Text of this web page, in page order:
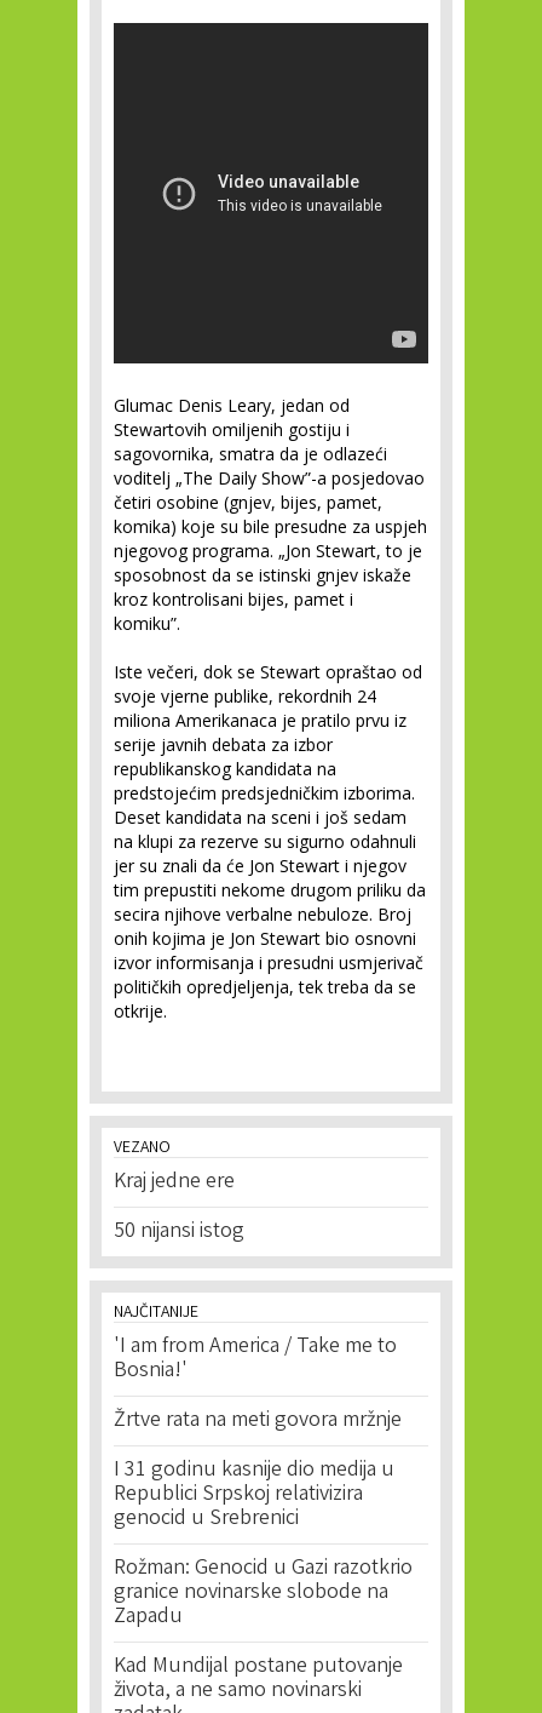
Glumac Denis Leary, jedan od
Stewartovih omiljenih gostiju i
sagovornika, smatra da je odlazeći
voditelj „The Daily Show”-a posjedovao
četiri osobine (gnjev, bijes, pamet,
komika) koje su bile presudne za uspjeh
njegovog programa. „Jon Stewart, to je
sposobnost da se istinski gnjev iskaže
kroz kontrolisani bijes, pamet i
komiku”.
Iste večeri, dok se Stewart opraštao od
svoje vjerne publike, rekordnih 24
miliona Amerikanaca je pratilo prvu iz
serije javnih debata za izbor
republikanskog kandidata na
predstojećim predsjedničkim izborima.
Deset kandidata na sceni i još sedam
na klupi za rezerve su sigurno odahnuli
jer su znali da će Jon Stewart i njegov
tim prepustiti nekome drugom priliku da
secira njihove verbalne nebuloze. Broj
onih kojima je Jon Stewart bio osnovni
izvor informisanja i presudni usmjerivač
političkih opredjeljenja, tek treba da se
otkrije.
VEZANO
Kraj jedne ere
50 nijansi istog
NAJČITANIJE
'I am from America / Take me to
Bosnia!'
Žrtve rata na meti govora mržnje
I 31 godinu kasnije dio medija u
Republici Srpskoj relativizira
genocid u Srebrenici
Rožman: Genocid u Gazi razotkrio
granice novinarske slobode na
Zapadu
Kad Mundijal postane putovanje
života, a ne samo novinarski